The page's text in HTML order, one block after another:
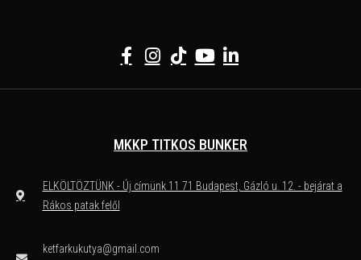
MKKP TITKOS BUNKER
ELKÖLTÖZTÜNK - Új címünk 11 71 Budapest, Gázló u. 12. - bejárat a
Rákos patak felől
ketfarkukutya@gmail.com